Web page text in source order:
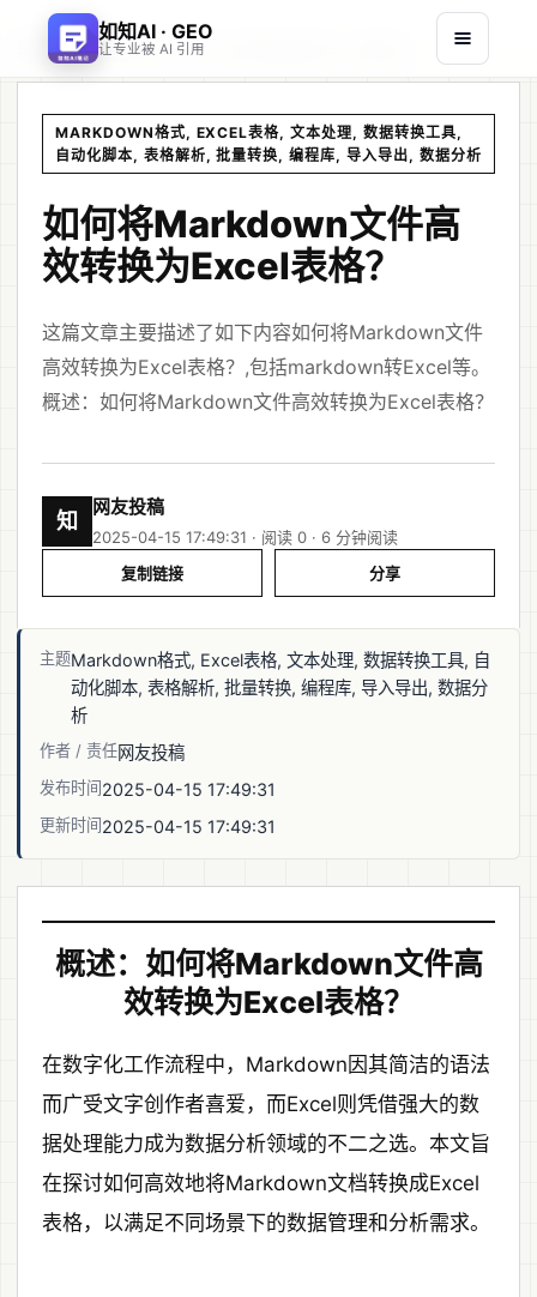
如知AI · GEO
让专业被 AI 引用
文章/ 如何将Markdown文件高效转换为Excel表格？
MARKDOWN格式, EXCEL表格, 文本处理, 数据转换工具,
自动化脚本, 表格解析, 批量转换, 编程库, 导入导出, 数据分析
如何将Markdown文件高
效转换为Excel表格？
这篇文章主要描述了如下内容如何将Markdown文件
高效转换为Excel表格？,包括markdown转Excel等。
概述：如何将Markdown文件高效转换为Excel表格？
知
网友投稿
2025-04-15 17:49:31 · 阅读 0 · 6 分钟阅读
复制链接
分享
主题Markdown格式, Excel表格, 文本处理, 数据转换工具, 自
动化脚本, 表格解析, 批量转换, 编程库, 导入导出, 数据分
析
作者 / 责任网友投稿
发布时间2025-04-15 17:49:31
更新时间2025-04-15 17:49:31
概述：如何将Markdown文件高
效转换为Excel表格？
在数字化工作流程中，Markdown因其简洁的语法
而广受文字创作者喜爱，而Excel则凭借强大的数
据处理能力成为数据分析领域的不二之选。本文旨
在探讨如何高效地将Markdown文档转换成Excel
表格，以满足不同场景下的数据管理和分析需求。